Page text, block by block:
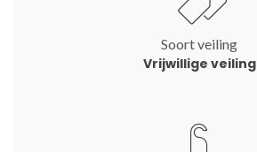
Soort veiling
Vrijwillige veiling